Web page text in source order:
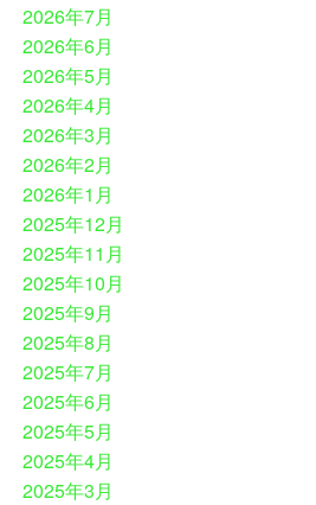
2026年7月
2026年6月
2026年5月
2026年4月
2026年3月
2026年2月
2026年1月
2025年12月
2025年11月
2025年10月
2025年9月
2025年8月
2025年7月
2025年6月
2025年5月
2025年4月
2025年3月